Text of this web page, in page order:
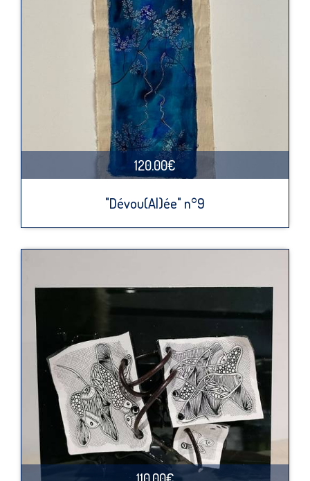
120.00€
"Dévou(Al)ée" n°9